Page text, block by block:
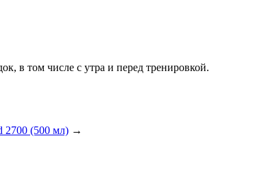
в том числе с утра и перед тренировкой.
2700 (500 мл) →